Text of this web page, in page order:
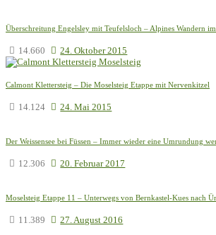
Überschreitung Engelsley mit Teufelsloch – Alpines Wandern
14.660 24. Oktober 2015
Calmont Klettersteig – Die Moselsteig Etappe mit Nervenkitzel
14.124 24. Mai 2015
Der Weissensee bei Füssen – Immer wieder eine Umrundung
12.306 20. Februar 2017
Moselsteig Etappe 11 – Unterwegs von Bernkastel-Kues nach
11.389 27. August 2016